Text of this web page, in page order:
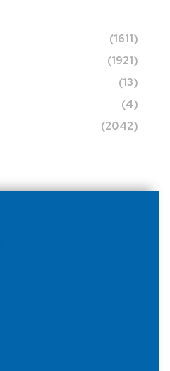
(1611)
(1921)
(13)
(4)
(2042)